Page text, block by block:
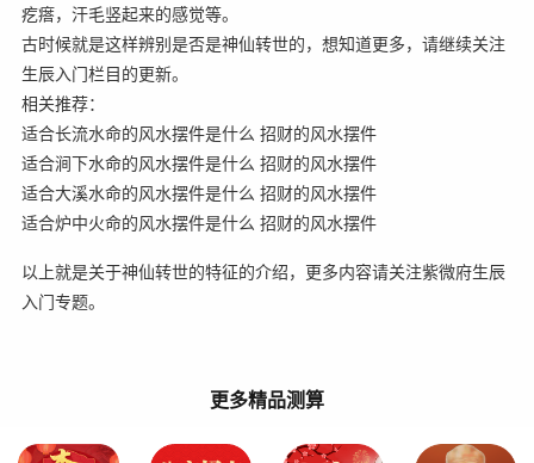
疙瘩，汗毛竖起来的感觉等。
古时候就是这样辨别是否是神仙转世的，想知道更多，请继续关注
生辰入门栏目的更新。
相关推荐：
适合长流水命的风水摆件是什么 招财的风水摆件
适合涧下水命的风水摆件是什么 招财的风水摆件
适合大溪水命的风水摆件是什么 招财的风水摆件
适合炉中火命的风水摆件是什么 招财的风水摆件
以上就是关于神仙转世的特征的介绍，更多内容请关注紫微府生辰
入门专题。
更多精品测算